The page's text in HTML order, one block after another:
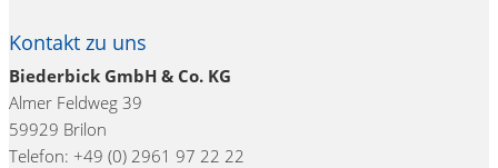
Kontakt zu uns
Biederbick GmbH & Co. KG
Almer Feldweg 39
59929 Brilon
Telefon: +49 (0) 2961 97 22 22